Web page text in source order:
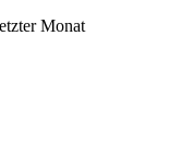
Monat